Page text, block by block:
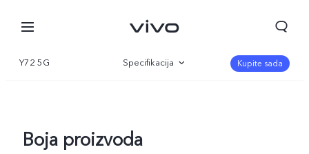
Y72 5G Specifikacija Kupite sada
Boja proizvoda